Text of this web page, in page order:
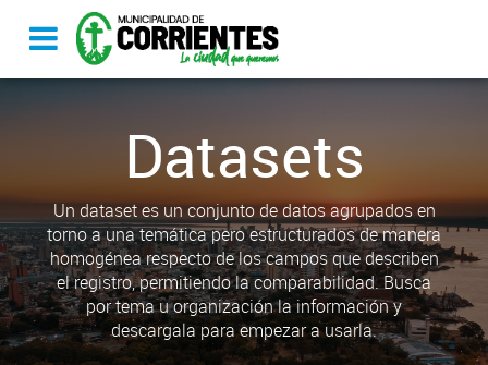
Datasets
Un dataset es un conjunto de datos agrupados en
torno a una temática pero estructurados de manera
homogénea respecto de los campos que describen
el registro, permitiendo la comparabilidad. Busca
por tema u organización la información y
descargala para empezar a usarla.